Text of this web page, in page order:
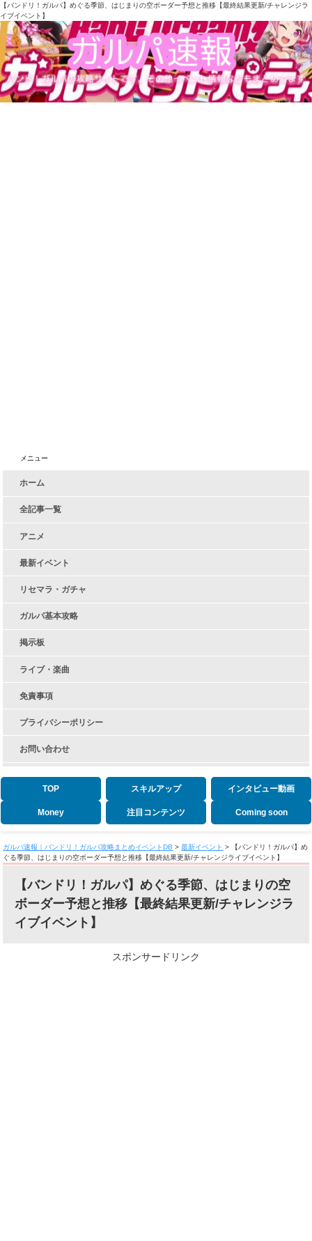
【バンドリ！ガルパ】めぐる季節、はじまりの空ボーダー予想と推移【最終結果更新/チャレンジラ
イブイベント】
メニュー
ホーム
全記事一覧
アニメ
最新イベント
リセマラ・ガチャ
ガルパ基本攻略
掲示板
ライブ・楽曲
免責事項
プライバシーポリシー
お問い合わせ
TOP スキルアップ インタビュー動画
Money 注目コンテンツ Coming soon
ガルパ速報｜バンドリ！ガルパ攻略まとめイベントDB >最新イベント >
【バンドリ！ガルパ】め
ぐる季節、はじまりの空ボーダー予想と推移【最終結果更新/チャレンジライブイベント】
【バンドリ！ガルパ】めぐる季節、はじまりの空
ボーダー予想と推移【最終結果更新/チャレンジラ
イブイベント】
スポンサードリンク